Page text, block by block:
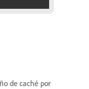
de caché por